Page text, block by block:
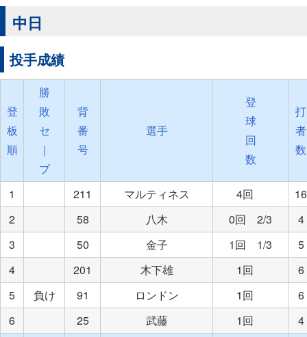
中日
投手成績
登
板
順
勝
敗
セ
｜
ブ
背
番
号
選手
登
球
回
数
打
者
数
1 211 マルティネス 4回
16
2
58 八木 0回 2/3
4
3
50 金子 1回 1/3
5
4
201 木下雄 1回
6
5
負け 91 ロンドン 1回
6
6
25 武藤 1回 4